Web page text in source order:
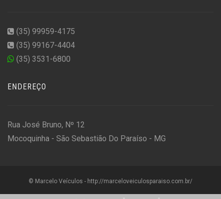
(35) 99959-4175
(35) 99167-4404
(35) 3531-6800
ENDEREÇO
Rua José Bruno, Nº 12
Mocoquinha - São Sebastião Do Paraíso - MG
© Marcelo Veículos - http://marceloveiculosparaiso.com.br/